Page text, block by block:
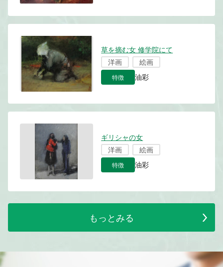
草を摘む女 修学院にて
洋画
絵画
特徴 油彩
ギリシャの女
洋画
絵画
特徴 油彩
もっとみる